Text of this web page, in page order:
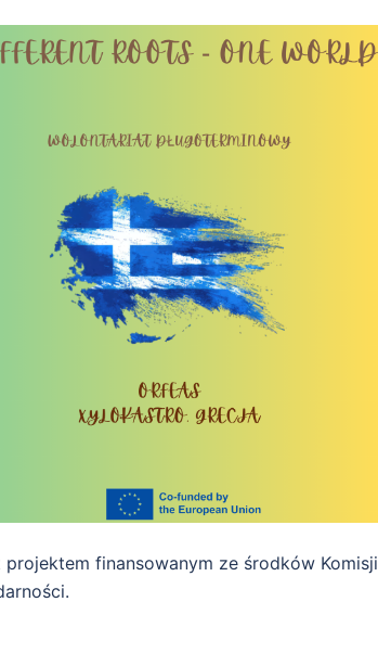
finansowanym ze środków Komisji